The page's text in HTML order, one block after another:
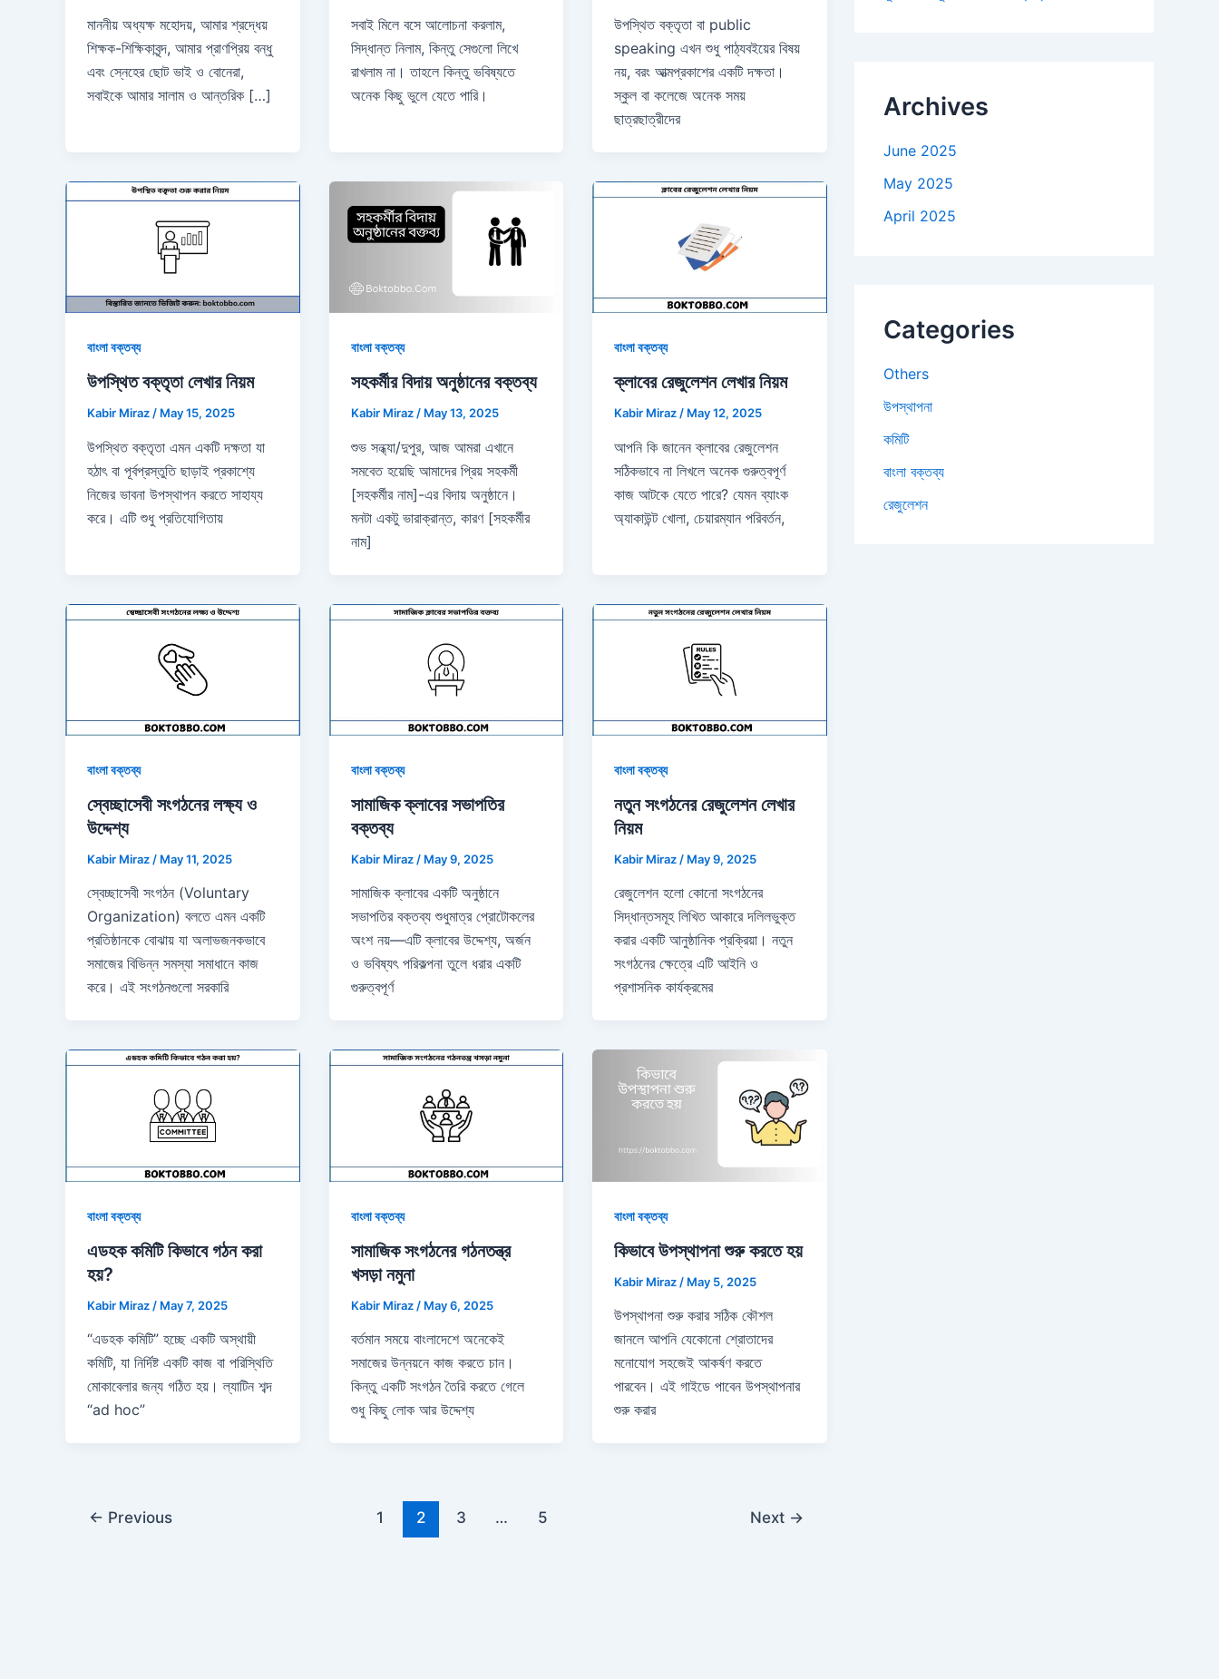
মাননীয় অধ্যক্ষ মহোদয়, আমার শ্রদ্ধেয়
শিক্ষক-শিক্ষিকাবৃন্দ, আমার প্রাণপ্রিয় বন্ধু
এবং স্নেহের ছোট ভাই ও বোনেরা,
সবাইকে আমার সালাম ও আন্তরিক […]
সবাই মিলে বসে আলোচনা করলাম,
সিদ্ধান্ত নিলাম, কিন্তু সেগুলো লিখে
রাখলাম না। তাহলে কিন্তু ভবিষ্যতে
অনেক কিছু ভুলে যেতে পারি।
উপস্থিত বক্তৃতা বা public
speaking এখন শুধু পাঠ্যবইয়ের বিষয়
নয়, বরং আত্মপ্রকাশের একটি দক্ষতা।
স্কুল বা কলেজে অনেক সময়
ছাত্রছাত্রীদের
বাংলা বক্তব্য
উপস্থিত বক্তৃতা লেখার নিয়ম
Kabir Miraz / May 15, 2025
উপস্থিত বক্তৃতা এমন একটি দক্ষতা যা
হঠাৎ বা পূর্বপ্রস্তুতি ছাড়াই প্রকাশ্যে
নিজের ভাবনা উপস্থাপন করতে সাহায্য
করে। এটি শুধু প্রতিযোগিতায়
বাংলা বক্তব্য
সহকর্মীর বিদায় অনুষ্ঠানের বক্তব্য
Kabir Miraz / May 13, 2025
শুভ সন্ধ্যা/দুপুর, আজ আমরা এখানে
সমবেত হয়েছি আমাদের প্রিয় সহকর্মী
[সহকর্মীর নাম]-এর বিদায় অনুষ্ঠানে।
মনটা একটু ভারাক্রান্ত, কারণ [সহকর্মীর
নাম]
বাংলা বক্তব্য
ক্লাবের রেজুলেশন লেখার নিয়ম
Kabir Miraz / May 12, 2025
আপনি কি জানেন ক্লাবের রেজুলেশন
সঠিকভাবে না লিখলে অনেক গুরুত্বপূর্ণ
কাজ আটকে যেতে পারে? যেমন ব্যাংক
অ্যাকাউন্ট খোলা, চেয়ারম্যান পরিবর্তন,
বাংলা বক্তব্য
স্বেচ্ছাসেবী সংগঠনের লক্ষ্য ও
উদ্দেশ্য
Kabir Miraz / May 11, 2025
স্বেচ্ছাসেবী সংগঠন (Voluntary
Organization) বলতে এমন একটি
প্রতিষ্ঠানকে বোঝায় যা অলাভজনকভাবে
সমাজের বিভিন্ন সমস্যা সমাধানে কাজ
করে। এই সংগঠনগুলো সরকারি
বাংলা বক্তব্য
সামাজিক ক্লাবের সভাপতির
বক্তব্য
Kabir Miraz / May 9, 2025
সামাজিক ক্লাবের একটি অনুষ্ঠানে
সভাপতির বক্তব্য শুধুমাত্র প্রোটোকলের
অংশ নয়—এটি ক্লাবের উদ্দেশ্য, অর্জন
ও ভবিষ্যৎ পরিকল্পনা তুলে ধরার একটি
গুরুত্বপূর্ণ
বাংলা বক্তব্য
নতুন সংগঠনের রেজুলেশন লেখার
নিয়ম
Kabir Miraz / May 9, 2025
রেজুলেশন হলো কোনো সংগঠনের
সিদ্ধান্তসমূহ লিখিত আকারে দলিলভুক্ত
করার একটি আনুষ্ঠানিক প্রক্রিয়া। নতুন
সংগঠনের ক্ষেত্রে এটি আইনি ও
প্রশাসনিক কার্যক্রমের
বাংলা বক্তব্য
এডহক কমিটি কিভাবে গঠন করা
হয়?
Kabir Miraz / May 7, 2025
“এডহক কমিটি” হচ্ছে একটি অস্থায়ী
কমিটি, যা নির্দিষ্ট একটি কাজ বা পরিস্থিতি
মোকাবেলার জন্য গঠিত হয়। ল্যাটিন শব্দ
“ad hoc”
বাংলা বক্তব্য
সামাজিক সংগঠনের গঠনতন্ত্র
খসড়া নমুনা
Kabir Miraz / May 6, 2025
বর্তমান সময়ে বাংলাদেশে অনেকেই
সমাজের উন্নয়নে কাজ করতে চান।
কিন্তু একটি সংগঠন তৈরি করতে গেলে
শুধু কিছু লোক আর উদ্দেশ্য
বাংলা বক্তব্য
কিভাবে উপস্থাপনা শুরু করতে হয়
Kabir Miraz / May 5, 2025
উপস্থাপনা শুরু করার সঠিক কৌশল
জানলে আপনি যেকোনো শ্রোতাদের
মনোযোগ সহজেই আকর্ষণ করতে
পারবেন। এই গাইডে পাবেন উপস্থাপনার
শুরু করার
← Previous 1 2 3 … 5 Next →
Archives
June 2025
May 2025
April 2025
Categories
Others
উপস্থাপনা
কমিটি
বাংলা বক্তব্য
রেজুলেশন